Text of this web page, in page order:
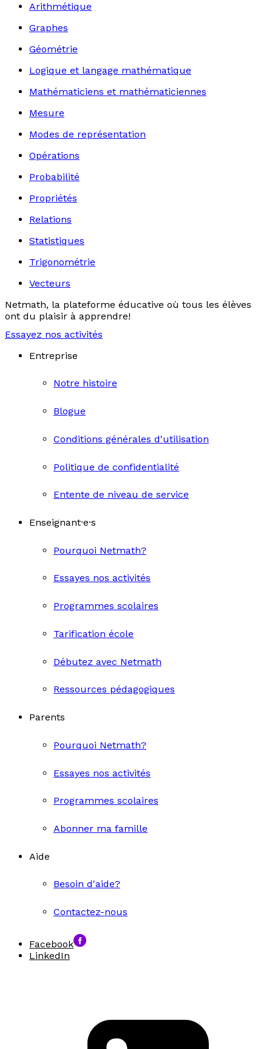
Arithmétique
Graphes
Géométrie
Logique et langage mathématique
Mathématiciens et mathématiciennes
Mesure
Modes de représentation
Opérations
Probabilité
Propriétés
Relations
Statistiques
Trigonométrie
Vecteurs
Netmath, la plateforme éducative où tous les élèves
ont du plaisir à apprendre!
Essayez nos activités
Entreprise
Notre histoire
Blogue
Conditions générales d'utilisation
Politique de confidentialité
Entente de niveau de service
Enseignant·e·s
Pourquoi Netmath?
Essayes nos activités
Programmes scolaires
Tarification école
Débutez avec Netmath
Ressources pédagogiques
Parents
Pourquoi Netmath?
Essayes nos activités
Programmes scolaires
Abonner ma famille
Aide
Besoin d'aide?
Contactez-nous
Facebook
LinkedIn